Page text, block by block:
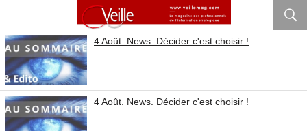
4 Août. News. Décider c'est choisir !
4 Août. News. Décider c'est choisir !